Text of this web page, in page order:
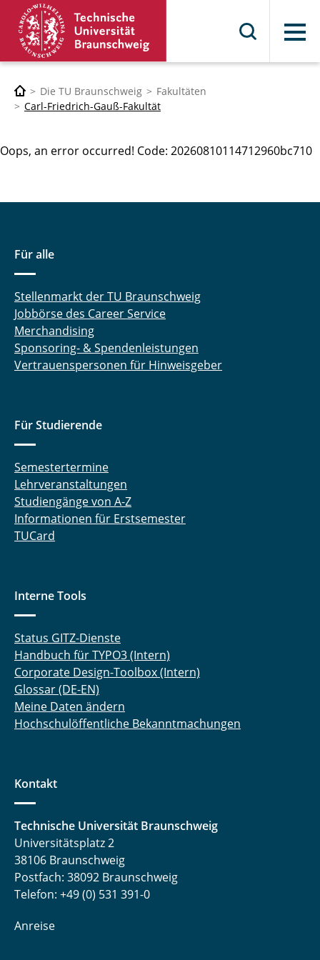
Menü
Die TU Braunschweig
Fakultäten
Carl-Friedrich-Gauß-Fakultät
Oops, an error occurred! Code: 20260810114712960bc710
Für alle
Stellenmarkt der TU Braunschweig
Jobbörse des Career Service
Merchandising
Sponsoring- & Spendenleistungen
Vertrauenspersonen für Hinweisgeber
Für Studierende
Semestertermine
Lehrveranstaltungen
Studiengänge von A-Z
Informationen für Erstsemester
TUCard
Interne Tools
Status GITZ-Dienste
Handbuch für TYPO3 (Intern)
Corporate Design-Toolbox (Intern)
Glossar (DE-EN)
Meine Daten ändern
Hochschulöffentliche Bekanntmachungen
Kontakt
Technische Universität Braunschweig
Universitätsplatz 2
38106 Braunschweig
Postfach: 38092 Braunschweig
Telefon: +49 (0) 531 391-0
Anreise